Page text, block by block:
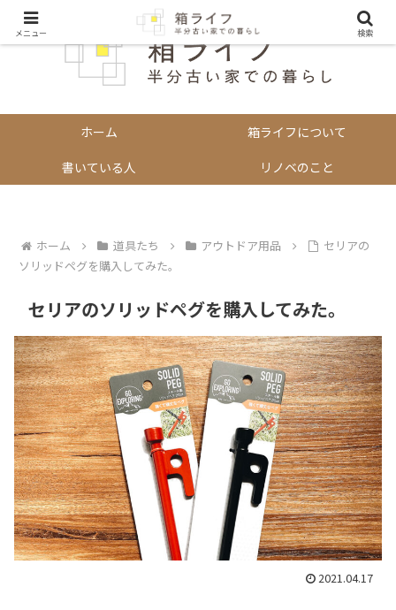
ホーム
箱ライフについて
書いている人
リノベのこと
ホーム 道具たち アウトドア用品
セリアの
ソリッドペグを購入してみた。
セリアのソリッドペグを購入してみた。
2021.04.17
メニュー 検索